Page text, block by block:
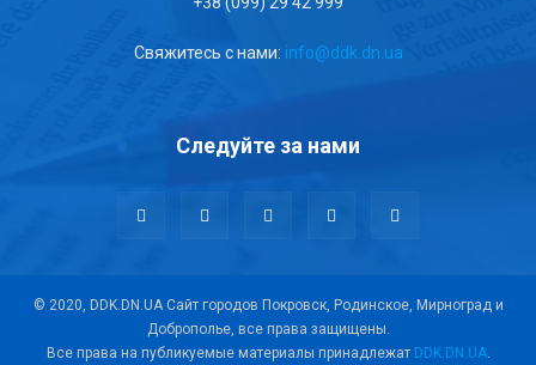
Свяжитесь с нами: info@ddk.dn.ua
Следуйте за нами
© 2020, DDK.DN.UA Сайт городов Покровск, Родинское, Мирноград и
Доброполье, все права защищены.
Все права на публикуемые материалы принадлежат DDK.DN.UA.